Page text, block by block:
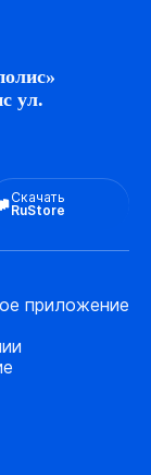
ул.
Скачать
RuStore
приложение